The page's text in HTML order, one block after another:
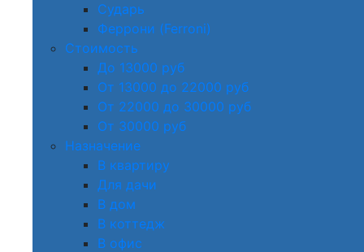
Сударь
Феррони (Ferroni)
Стоимость
До 13000 руб
От 13000 до 22000 руб
От 22000 до 30000 руб
От 30000 руб
Назначение
В квартиру
Для дачи
В дом
В коттедж
В офис